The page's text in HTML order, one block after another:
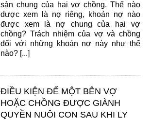
sản chung của hai vợ chồng. Thế nào
dược xem là nợ riêng, khoản nợ nào
được xem là nợ chung của hai vợ
chồng? Trách nhiệm của vợ và chồng
đối với những khoản nợ này như thế
nào? [...]
ĐIỀU KIỆN ĐỂ MỘT BÊN VỢ
HOẶC CHỒNG ĐƯỢC GIÀNH
QUYỀN NUÔI CON SAU KHI LY